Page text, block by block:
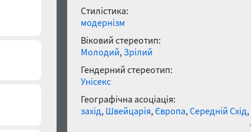
Стилістика:
модернізм
Віковий стереотип:
Молодий,Зрілий
Гендерний стереотип:
Унісекс
Географічна асоціація:
захід, Швейцарія,Європа,Середній Схід,